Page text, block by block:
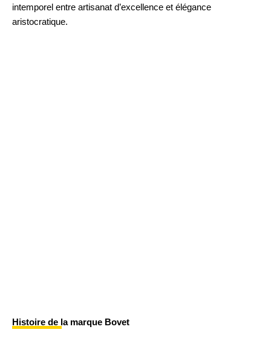
intemporel entre artisanat d’excellence et élégance
aristocratique.
Histoire de la marque Bovet